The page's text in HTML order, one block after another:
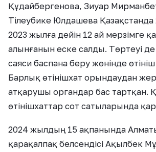
Құдайбергенова, Зиуар
Тілеубике Юлдашева
2023 жылға дейін 12 ай мерзімге
алынғанын еске салды. Төртеуі
саяси баспана беру жөнінде өтініш
Барлық өтінішхат орындаудан
атқарушы органдар бас тартқан.
өтінішхаттар сот сатыларында
2024 жылдың 15 ақпанында
қарақалпақ белсендісі Ақылбек